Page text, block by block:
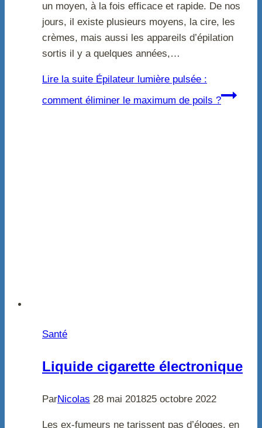
un moyen, à la fois efficace et rapide. De nos
jours, il existe plusieurs moyens, la cire, les
crèmes, mais aussi les appareils d’épilation
sortis il y a quelques années,…
Lire la suite Épilateur lumière pulsée :
comment éliminer le maximum de poils ?
Santé
Liquide cigarette électronique
ParNicolas 28 mai 201825 octobre 2022
Les ex-fumeurs ne tarissent pas d’éloges, en